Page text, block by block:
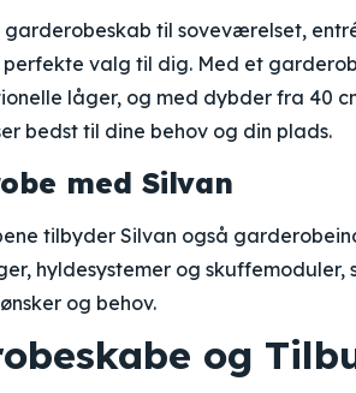
garderobeskab til soveværelset,
valg til dig. Med et
låger, og med dybder fra 40
bedst til dine behov og din plads.
med Silvan
tilbyder Silvan også
hyldesystemer og skuffemoduler,
og behov.
og